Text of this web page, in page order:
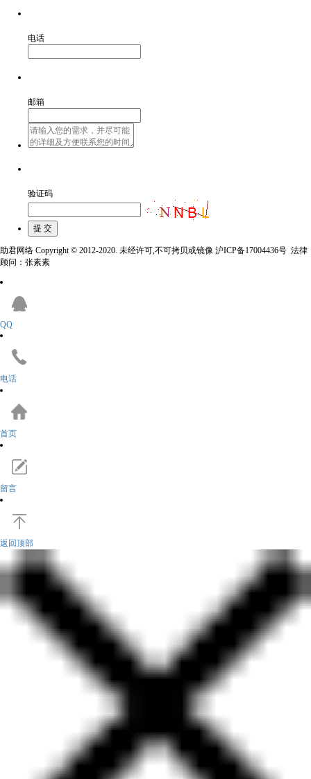
电话
邮箱
验证码
助君网络 Copyright © 2012-2020. 未经许可,不可拷贝或镜像 沪ICP备17004436号 法律
顾问：张素素
QQ
电话
首页
留言
返回顶部